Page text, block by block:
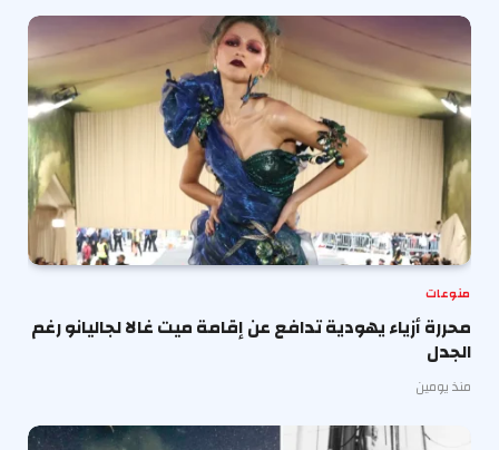
منوعات
محررة أزياء يهودية تدافع عن إقامة ميت غالا لجاليانو رغم
الجدل
منذ يومين